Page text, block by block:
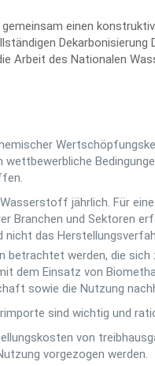
einen
Dekarbonisierung
Arbeit des Nationalen
jährlich. Für
Branchen und Sektoren
nicht das
werden, die
dem Einsatz von
sowie die Nutzung
sind wichtig und
von
vorgezogen werden.